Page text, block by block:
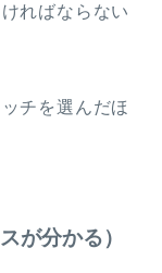
ればならない
チを選んだほ
が分かる）